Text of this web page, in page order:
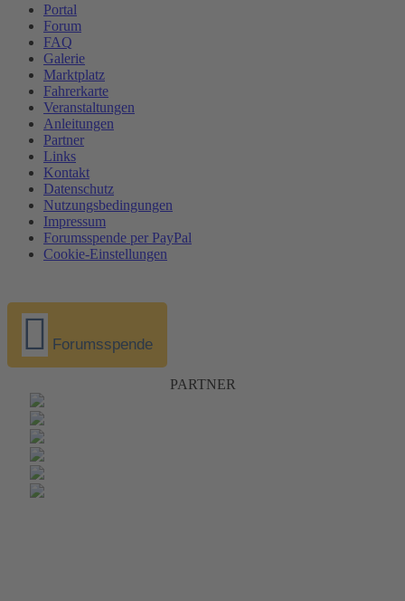
Portal
Forum
FAQ
Galerie
Marktplatz
Fahrerkarte
Veranstaltungen
Anleitungen
Partner
Links
Kontakt
Datenschutz
Nutzungsbedingungen
Impressum
Forumsspende per PayPal
Cookie-Einstellungen
Forumsspende
PARTNER